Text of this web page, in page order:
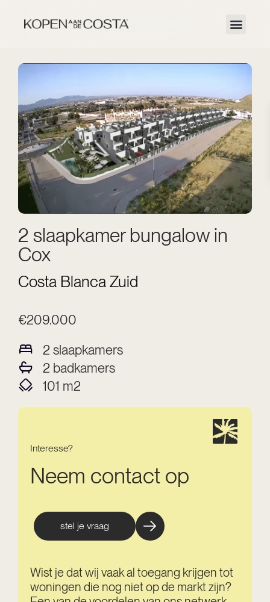
2 slaapkamer bungalow in
Cox
Costa Blanca Zuid
€209.000
2 slaapkamers
2 badkamers
101 m2
Interesse?
Neem contact op
stel je vraag
Wist je dat wij vaak al toegang krijgen tot
woningen die nog niet op de markt zijn?